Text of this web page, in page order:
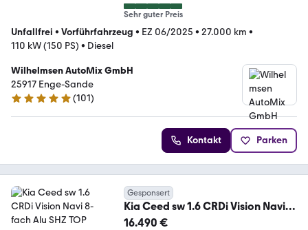
Sehr guter Preis
Unfallfrei • Vorführfahrzeug • EZ 06/2025 • 27.000 km •
110 kW (150 PS) • Diesel
Wilhelmsen AutoMix GmbH
25917 Enge-Sande
4.9 Sterne
(101)
Kontakt Parken
Gesponsert
Kia Ceed sw 1.6 CRDi Vision Navi
8-fach Alu SHZ TOP
16.490 €